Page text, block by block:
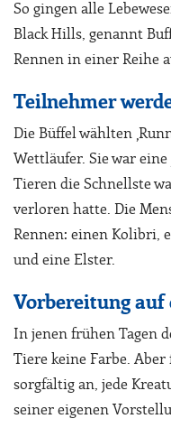
So gingen alle
Black Hills, genannt
Rennen in einer Reihe
Teilnehmer
Die Büffel wählten
Wettläufer. Sie war
Tieren die Schnellste
verloren hatte. Die
Rennen: einen Kolibri,
und eine Elster.
Vorbereitung auf
In jenen frühen Tagen
Tiere keine Farbe.
sorgfältig an, jede
seiner eigenen